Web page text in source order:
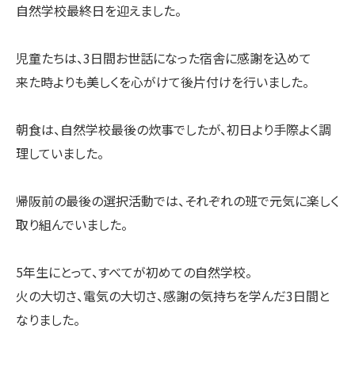
自然学校最終日を迎えました。
児童たちは、3日間お世話になった宿舎に感謝を込めて
来た時よりも美しくを心がけて後片付けを行いました。
朝食は、自然学校最後の炊事でしたが、初日より手際よく調
理していました。
帰阪前の最後の選択活動では、それぞれの班で元気に楽しく
取り組んでいました。
5年生にとって、すべてが初めての自然学校。
火の大切さ、電気の大切さ、感謝の気持ちを学んだ3日間と
なりました。